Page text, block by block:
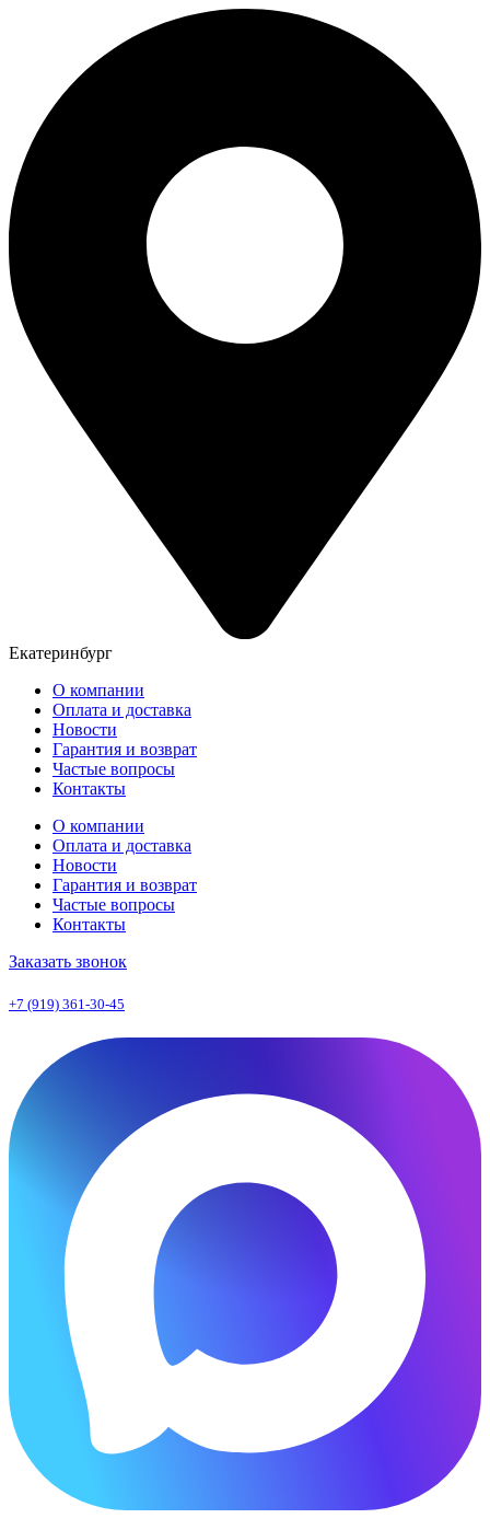
содержимому
Екатеринбург
О компании
Оплата и доставка
Новости
Гарантия и возврат
Частые вопросы
Контакты
О компании
Оплата и доставка
Новости
Гарантия и возврат
Частые вопросы
Контакты
Заказать звонок
+7 (919) 361-30-45